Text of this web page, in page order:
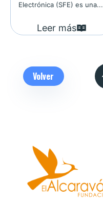
Electrónica (SFE) es una...
Leer más
Volver